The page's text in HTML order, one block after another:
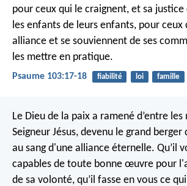
pour ceux qui le craignent, et sa
les enfants de leurs enfants, pour ceux
alliance et se souviennent de ses
les mettre en pratique.
Psaume 103:17-18 fiabilité loi famille
Le Dieu de la paix a ramené d’entre
Seigneur Jésus, devenu le grand berger
au sang d'une alliance éternelle. Qu’il
capables de toute bonne œuvre pour
de sa volonté, qu’il fasse en vous ce